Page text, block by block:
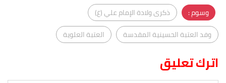
وسوم :
ذكرى ولادة الإمام علي (ع)
وفد العتبة الحسينية المقدسة
العتبة العلوية
اترك تعليق